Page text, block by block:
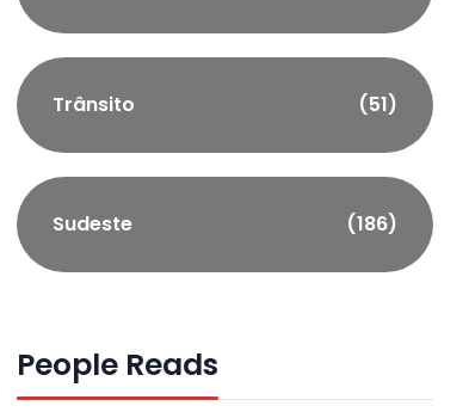
Trânsito (51)
Sudeste (186)
People Reads